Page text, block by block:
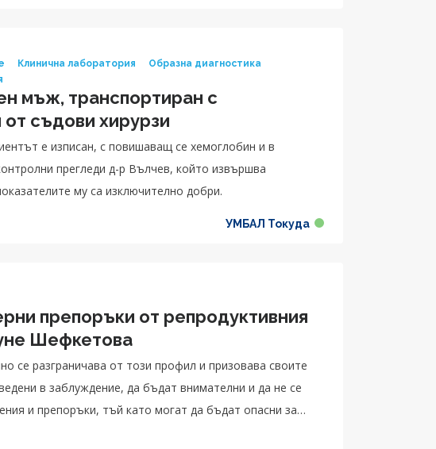
Клинична лаборатория
Образна диагностика
мъж, транспортиран с
съдови хирурзи
е изписан, с повишаващ се хемоглобин и в
прегледи д-р Вълчев, който извършва
му са изключително добри.
УМБАЛ Токуда
препоръки от репродуктивния
Шефкетова
се разграничава от този профил и призовава своите
в заблуждение, да бъдат внимателни и да не се
и препоръки, тъй като могат да бъдат опасни за